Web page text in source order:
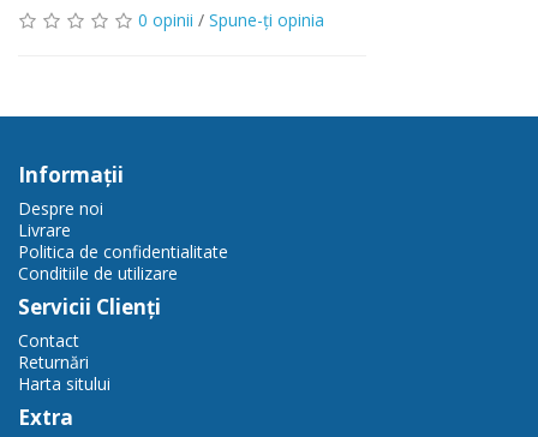
0 opinii / Spune-ţi opinia
Informaţii
Despre noi
Livrare
Politica de confidentialitate
Conditiile de utilizare
Servicii Clienţi
Contact
Returnări
Harta sitului
Extra